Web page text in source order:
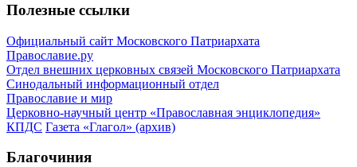
Полезные ссылки
Официальный сайт Московского Патриархата
Православие.ру
Отдел внешних церковных связей Московского Патриархата
Синодальный информационный отдел
Православие и мир
Церковно-научный центр «Православная энциклопедия»
КПДС Газета «Глагол» (архив)
Благочиния